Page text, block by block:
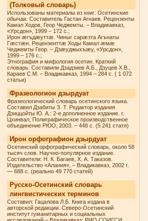
(Толковый словарь)
Использованы материалы из книг: Осетинские
обычаи. Составитель Гастан Агнаев. Рецензенты
Камал Ходов, Геор Чеджемты. – Владикавказ,
«Урсдон», 1999 – 172 с.;
Ирон æгъдæуттæ. Чиныг сарæзта Агънаты
Гæстæн. Рецензенттæ Ходы Камал æмæ
Чеджемты Геор. – Дзæуджыхъæу, «Урсдон»,
1999 – 176 с.;
Этнография и мифология осетин. Краткий
словарь. Составили Дзадзиев А.Б., Дзуцев Х.В.,
Караев С.М. – Владикавказ, 1994 – 284 с. ( 1 072
статьи)
Фразеологион дзырдуат
Фразеологический словарь осетинского языка.
Составил Дзабиты З. Т. Редактор издания
Дзиццойты Ю. А.: 2-е дополненное издание. г.
Цхинвал, Полиграфическое производственное
объединение РЮО, 2003. – 448 с. (5 241 статя)
Ирон орфографион дзырдуат
Осетинский орфографический словарь, около 58
тысяч слов. Научно-популярное издание.
Составители: Н. К. Багаев, Х. А. Таказов.
Издательство «Алания», – Владикавказ, 2002 г.
— 688 с. (реально 49 770 статей)
Русско-Осетинский словарь
лингвистических терминов
Составил: Гацалова Л.Б. Книга издана в
авторской редакции. Северо-Осетинский
институт гуманитарных и социальных